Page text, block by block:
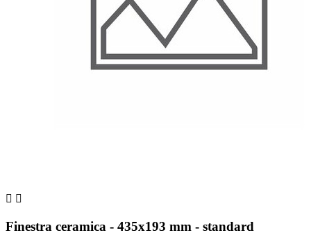
 
Finestra ceramica - 435x193 mm - standard